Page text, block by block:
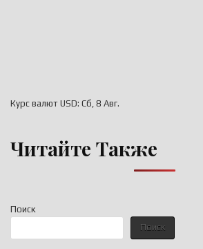
Поиск
Поиск
Курс валют USD: Сб, 8 Авг.
Читайте Также